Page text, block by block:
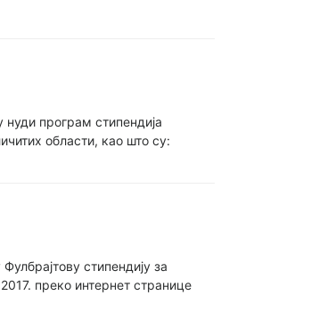
програм стипендија
области, као што су:
стипендију за
преко интернет странице